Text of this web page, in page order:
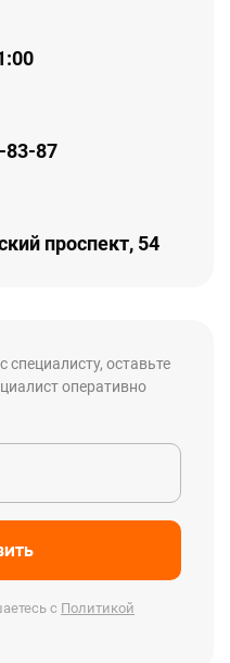
83-87
проспект, 54
специалисту, оставьте
оперативно
с Политикой